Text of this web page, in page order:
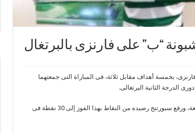
“ب” على فارنزى بالبرتغال
بخمسة أهداف مقابل ثلاثة، فى المباراة التى جمعتهما
شهدت المباراة مشاركة المدافع المصري، رامى ربيعة، ورفع سبورتنج رصيده من النقاط بهذا الفوز إلى 30 نقطة فى